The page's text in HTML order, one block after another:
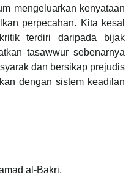
mengeluarkan kenyataan
perpecahan. Kita kesal
terdiri daripada bijak
tasawwur sebenarnya
dan bersikap prejudis
dengan sistem keadilan
al-Bakri,